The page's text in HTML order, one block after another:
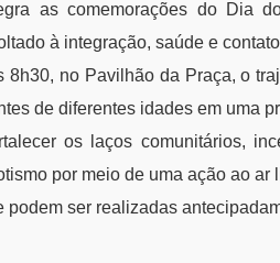
as comemorações do Dia
à integração, saúde e
8h30, no Pavilhão da Praça, o
de diferentes idades em uma
os laços comunitários,
por meio de uma ação ao ar
podem ser realizadas